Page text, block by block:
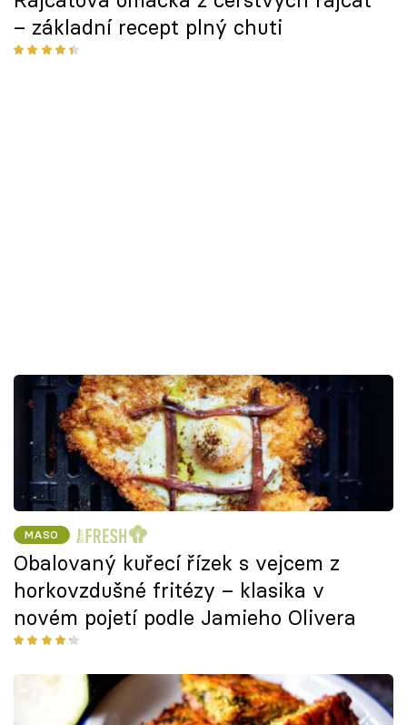
– základní recept plný chuti
MASO
Obalovaný kuřecí řízek s vejcem z
horkovzdušné fritézy – klasika v
novém pojetí podle Jamieho Olivera